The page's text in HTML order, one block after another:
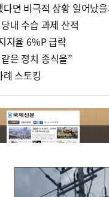
면 비극적 상황 일어났
내 수습 과제 산적
지율 6%P 급락
은 정치 종식을”
스토킹